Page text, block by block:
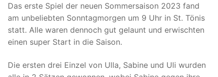
Das erste Spiel der neuen Sommersaison 2023 fand
am unbeliebten Sonntagmorgen um 9 Uhr in St. Tönis
statt. Alle waren dennoch gut gelaunt und erwischten
einen super Start in die Saison.
Die ersten drei Einzel von Ulla, Sabine und Uli wurden